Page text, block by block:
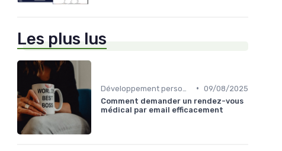
Les plus lus
• 09/08/2025
Comment demander un rendez-vous
médical par email efficacement